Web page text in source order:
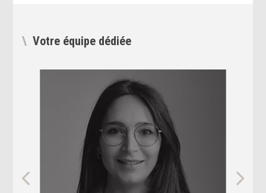
Votre équipe dédiée